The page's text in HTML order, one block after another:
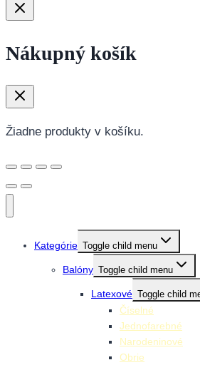
Nákupný košík
Žiadne produkty v košíku.
Kategórie Toggle child menu
Balóny Toggle child menu
Latexové Toggle child
Číselné
Jednofarebné
Narodeninové
Obrie